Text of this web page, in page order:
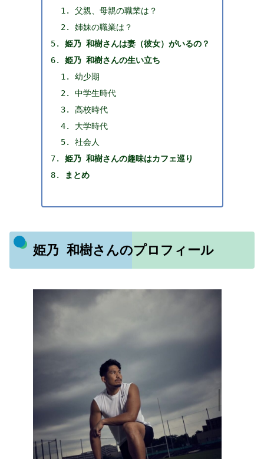
父親、母親の職業は？
姉妹の職業は？
姫乃 和樹さんは妻（彼女）がいるの？
姫乃 和樹さんの生い立ち
幼少期
中学生時代
高校時代
大学時代
社会人
姫乃 和樹さんの趣味はカフェ巡り
まとめ
姫乃 和樹さんのプロフィール